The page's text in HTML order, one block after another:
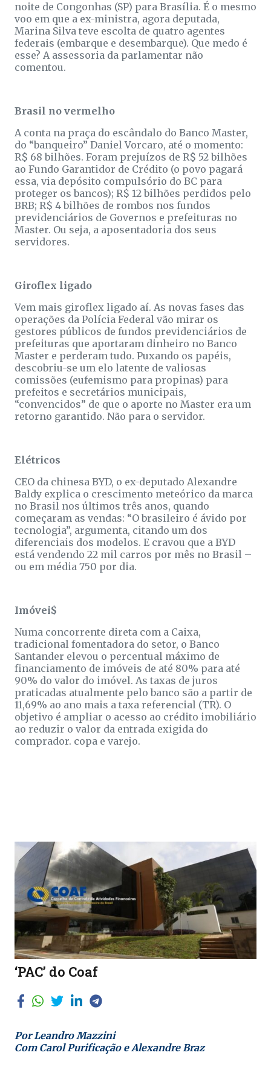
noite de Congonhas (SP) para Brasília. É o mesmo
voo em que a ex-ministra, agora deputada,
Marina Silva teve escolta de quatro agentes
federais (embarque e desembarque). Que medo é
esse? A assessoria da parlamentar não
comentou.
Brasil no vermelho
A conta na praça do escândalo do Banco Master,
do “banqueiro” Daniel Vorcaro, até o momento:
R$ 68 bilhões. Foram prejuízos de R$ 52 bilhões
ao Fundo Garantidor de Crédito (o povo pagará
essa, via depósito compulsório do BC para
proteger os bancos); R$ 12 bilhões perdidos pelo
BRB; R$ 4 bilhões de rombos nos fundos
previdenciários de Governos e prefeituras no
Master. Ou seja, a aposentadoria dos seus
servidores.
Giroflex ligado
Vem mais giroflex ligado aí. As novas fases das
operações da Polícia Federal vão mirar os
gestores públicos de fundos previdenciários de
prefeituras que aportaram dinheiro no Banco
Master e perderam tudo. Puxando os papéis,
descobriu-se um elo latente de valiosas
comissões (eufemismo para propinas) para
prefeitos e secretários municipais,
“convencidos” de que o aporte no Master era um
retorno garantido. Não para o servidor.
Elétricos
CEO da chinesa BYD, o ex-deputado Alexandre
Baldy explica o crescimento meteórico da marca
no Brasil nos últimos três anos, quando
começaram as vendas: “O brasileiro é ávido por
tecnologia”, argumenta, citando um dos
diferenciais dos modelos. E cravou que a BYD
está vendendo 22 mil carros por mês no Brasil –
ou em média 750 por dia.
Imóvei$
Numa concorrente direta com a Caixa,
tradicional fomentadora do setor, o Banco
Santander elevou o percentual máximo de
financiamento de imóveis de até 80% para até
90% do valor do imóvel. As taxas de juros
praticadas atualmente pelo banco são a partir de
11,69% ao ano mais a taxa referencial (TR). O
objetivo é ampliar o acesso ao crédito imobiliário
ao reduzir o valor da entrada exigida do
comprador. copa e varejo.
‘PAC’ do Coaf
Por Leandro Mazzini
Com Carol Purificação e Alexandre Braz